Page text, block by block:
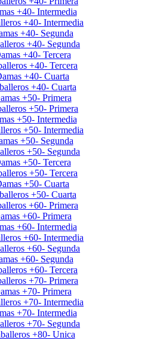
+40- Intermedia
+40- Intermedia
+40- Segunda
+40- Segunda
+40- Tercera
+40- Tercera
+40- Cuarta
+40- Cuarta
+50- Primera
+50- Primera
+50- Intermedia
+50- Intermedia
+50- Segunda
+50- Segunda
+50- Tercera
+50- Tercera
+50- Cuarta
+50- Cuarta
+60- Primera
+60- Primera
+60- Intermedia
+60- Intermedia
+60- Segunda
+60- Segunda
+60- Tercera
+70- Primera
+70- Primera
+70- Intermedia
+70- Intermedia
+70- Segunda
+80- Unica